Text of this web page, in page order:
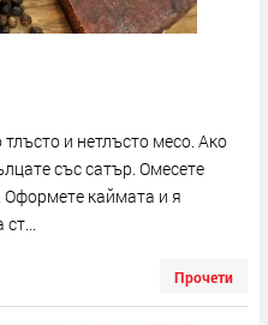
и нетлъсто месо. Ако
със сатър. Омесете
Оформете каймата и я
Прочети